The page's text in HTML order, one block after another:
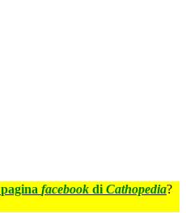
pagina facebook di Cathopedia?